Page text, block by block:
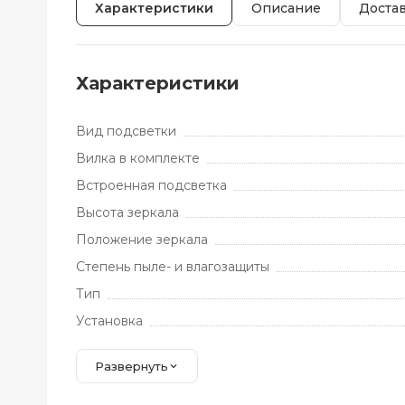
Характеристики Описание
Характеристики
Вид подсветки
Вилка в комплекте
Встроенная подсветка
Высота зеркала
Положение зеркала
Степень пыле- и влагозащиты
Тип
Установка
Развернуть